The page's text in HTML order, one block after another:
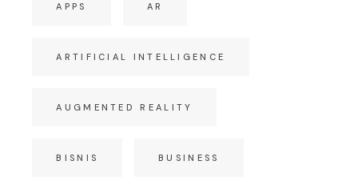
APPS AR
ARTIFICIAL INTELLIGENCE
AUGMENTED REALITY
BISNIS BUSINESS